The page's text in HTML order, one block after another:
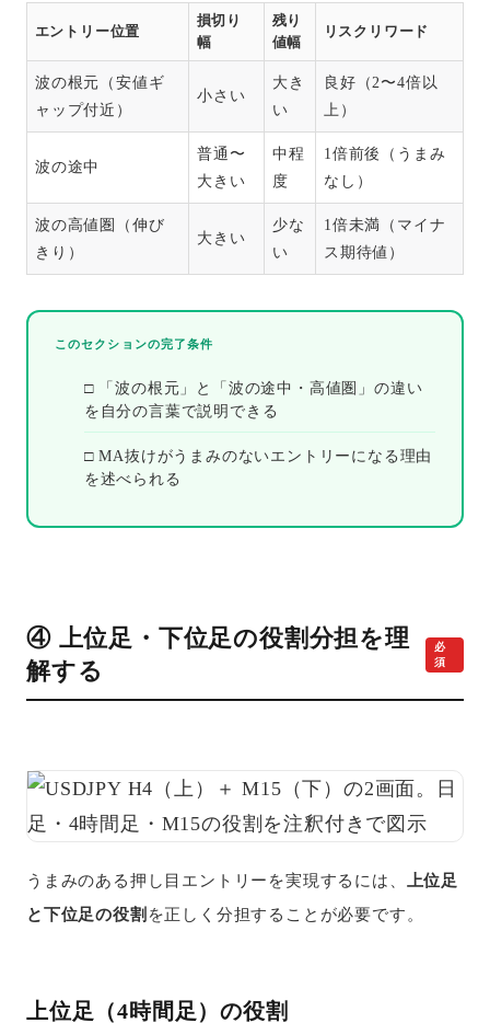
エントリー位置
損切り
幅
残り
値幅
リスクリワード
波の根元（安値ギ
ャップ付近）
小さい
大き
い
良好（2〜4倍以
上）
波の途中
普通〜
大きい
中程
度
1倍前後（うまみ
なし）
波の高値圏（伸び
きり）
大きい
少な
い
1倍未満（マイナ
ス期待値）
このセクションの完了条件
□ 「波の根元」と「波の途中・高値圏」の違い
を自分の言葉で説明できる
□ MA抜けがうまみのないエントリーになる理由
を述べられる
④ 上位足・下位足の役割分担を理
解する
必
須
うまみのある押し目エントリーを実現するには、
上位足
と下位足の役割 を正しく分担することが必要です。
上位足（4時間足）の役割